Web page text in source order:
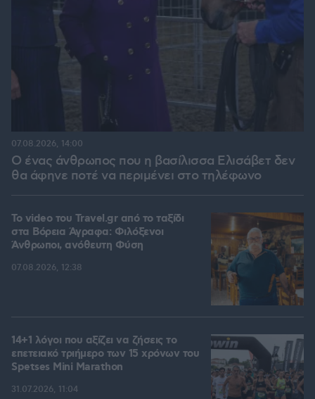
Ο ένας άνθρωπος που η βασίλισσα Ελισάβετ δεν
θα άφηνε ποτέ να περιμένει στο τηλέφωνο
07.08.2026, 14:00
To video του Travel.gr από το ταξίδι
στα Βόρεια Άγραφα: Φιλόξενοι
Άνθρωποι, ανόθευτη Φύση
07.08.2026, 12:38
14+1 λόγοι που αξίζει να ζήσεις το
επετειακό τριήμερο των 15 χρόνων του
Spetses Mini Marathon
31.07.2026, 11:04